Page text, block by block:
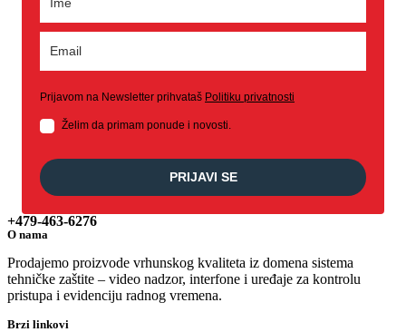
Prijavom na Newsletter prihvataš Politiku privatnosti
Želim da primam ponude i novosti.
PRIJAVI SE
+479-463-6276
O nama
Prodajemo proizvode vrhunskog kvaliteta iz domena sistema
tehničke zaštite – video nadzor, interfone i uređaje za kontrolu
pristupa i evidenciju radnog vremena.
Brzi linkovi